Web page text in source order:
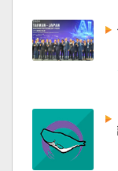
委鍾紹軍等
天立、前內
主席易會滿
省委書記易
信部部長金
雷凡培，都
倪岳峰「另
時報披露張